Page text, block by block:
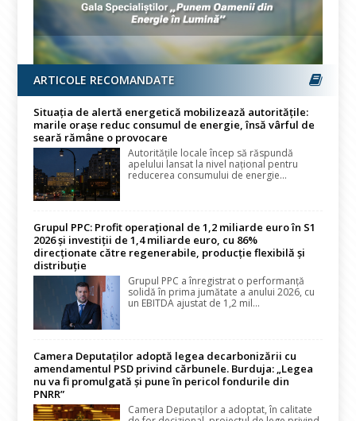
ARTICOLE RECOMANDATE
Situația de alertă energetică mobilizează autoritățile:
marile orașe reduc consumul de energie, însă vârful de
seară rămâne o provocare
Autoritățile locale încep să răspundă
apelului lansat la nivel național pentru
reducerea consumului de energie...
Grupul PPC: Profit operațional de 1,2 miliarde euro în S1
2026 și investiții de 1,4 miliarde euro, cu 86%
direcționate către regenerabile, producție flexibilă și
distribuție
Grupul PPC a înregistrat o performanță
solidă în prima jumătate a anului 2026, cu
un EBITDA ajustat de 1,2 mil...
Camera Deputaților adoptă legea decarbonizării cu
amendamentul PSD privind cărbunele. Burduja: „Legea
nu va fi promulgată și pune în pericol fondurile din
PNRR”
Camera Deputaților a adoptat, în calitate